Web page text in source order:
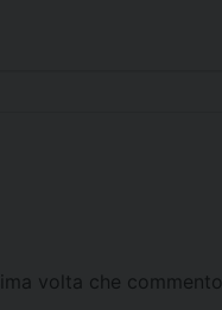
volta che commento.